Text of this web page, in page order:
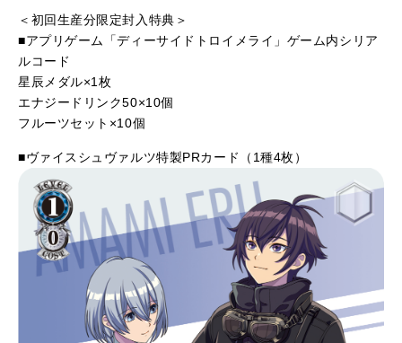
＜初回生産分限定封入特典＞
■アプリゲーム「ディーサイドトロイメライ」ゲーム内シリア
ルコード
星辰メダル×1枚
エナジードリンク50×10個
フルーツセット×10個
■ヴァイスシュヴァルツ特製PRカード（1種4枚）